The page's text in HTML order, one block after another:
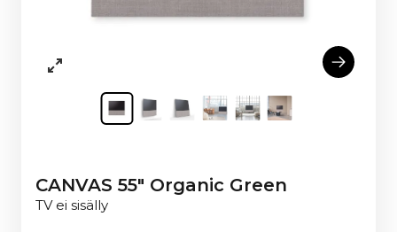
CANVAS 55" Organic Green
TV ei sisälly